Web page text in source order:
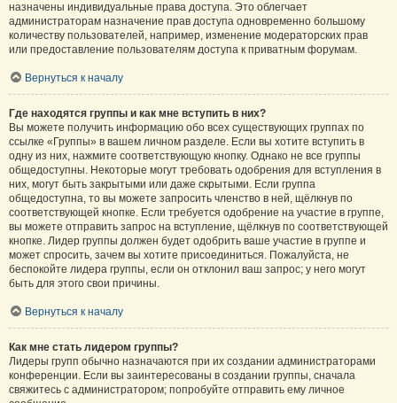
назначены индивидуальные права доступа. Это облегчает
администраторам назначение прав доступа одновременно большому
количеству пользователей, например, изменение модераторских прав
или предоставление пользователям доступа к приватным форумам.
Вернуться к началу
Где находятся группы и как мне вступить в них?
Вы можете получить информацию обо всех существующих группах по
ссылке «Группы» в вашем личном разделе. Если вы хотите вступить в
одну из них, нажмите соответствующую кнопку. Однако не все группы
общедоступны. Некоторые могут требовать одобрения для вступления в
них, могут быть закрытыми или даже скрытыми. Если группа
общедоступна, то вы можете запросить членство в ней, щёлкнув по
соответствующей кнопке. Если требуется одобрение на участие в группе,
вы можете отправить запрос на вступление, щёлкнув по соответствующей
кнопке. Лидер группы должен будет одобрить ваше участие в группе и
может спросить, зачем вы хотите присоединиться. Пожалуйста, не
беспокойте лидера группы, если он отклонил ваш запрос; у него могут
быть для этого свои причины.
Вернуться к началу
Как мне стать лидером группы?
Лидеры групп обычно назначаются при их создании администраторами
конференции. Если вы заинтересованы в создании группы, сначала
свяжитесь с администратором; попробуйте отправить ему личное